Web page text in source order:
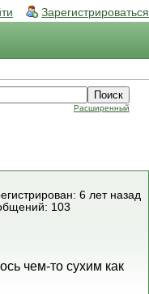
Зарегистрироваться
Расширенный
6 лет назад
103
чем-то сухим как